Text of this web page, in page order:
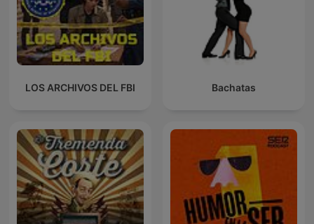
LOS ARCHIVOS DEL FBI Bachatas